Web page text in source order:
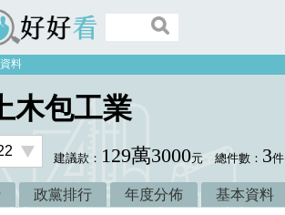
料
木包工業
建議款： 129萬3000元 總件數： 3件
政黨排行 年度分佈 基本資料